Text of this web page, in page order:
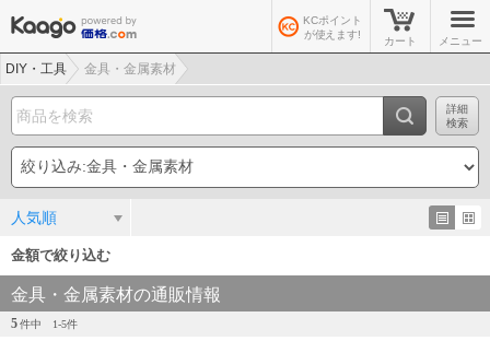
KCポイント
が使えます!
カート メニュー
DIY・工具 金具・金属素材
詳細
検索
人気順
金額で絞り込む
金具・金属素材の通販情報
5件中 1-5件